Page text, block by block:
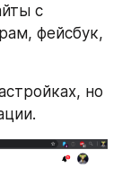
с
фейсбук,
но